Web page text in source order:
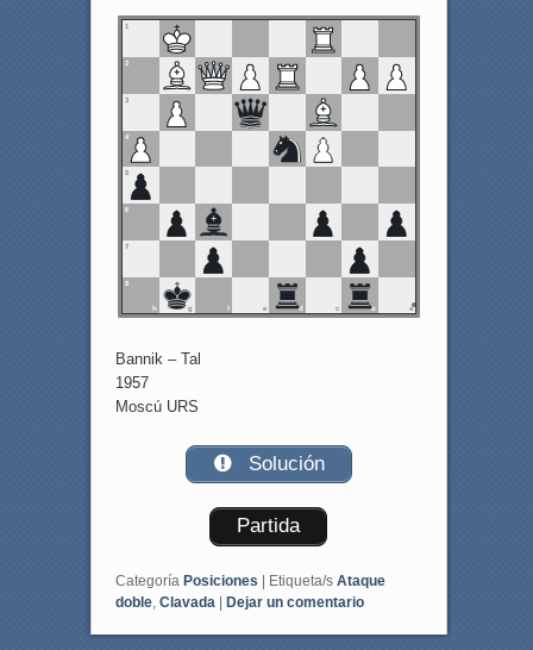
1
2
3
4
5
6
7
8
h g e d c b a
Bannik – Tal
1957
Moscú URS
Solución
Partida
Categoría Posiciones | Etiqueta/s Ataque
doble, Clavada | Dejar un comentario